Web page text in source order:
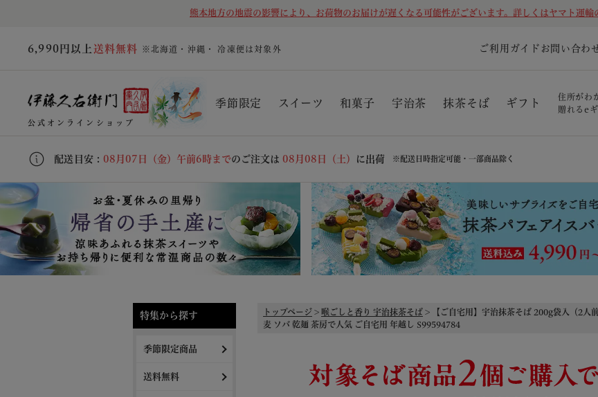
熊本地方の地震の影響により、お荷物のお届けが遅くなる可能性がございます。詳しくはヤマト運輸
6,990円以上 送料無料 ※北海道・沖縄・ 冷凍便は対象外 ご利用ガイド お問い合わ
公式オンラインショップ
季節限定 スイーツ 和菓子 宇治茶 抹茶そば ギフト
住所がわ
贈れるe
配送目安 : 08月07日（金）午前6時までのご注文は 08月08日（土） に出荷 ※配送日時指定可能・一部商品除く
特集から探す
季節限定商品
送料無料
トップページ 喉ごしと香り 宇治抹茶そば
【ご自宅用】宇治抹茶そば 200g袋入（2
麦 ソバ 乾麺 茶房で人気 ご自宅用 年越し S99594784